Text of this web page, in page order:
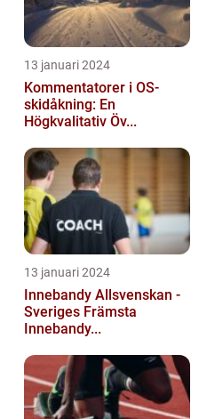
13 januari 2024
Kommentatorer i OS-
skidåkning: En
Högkvalitativ Öv...
13 januari 2024
Innebandy Allsvenskan -
Sveriges Främsta
Innebandy...